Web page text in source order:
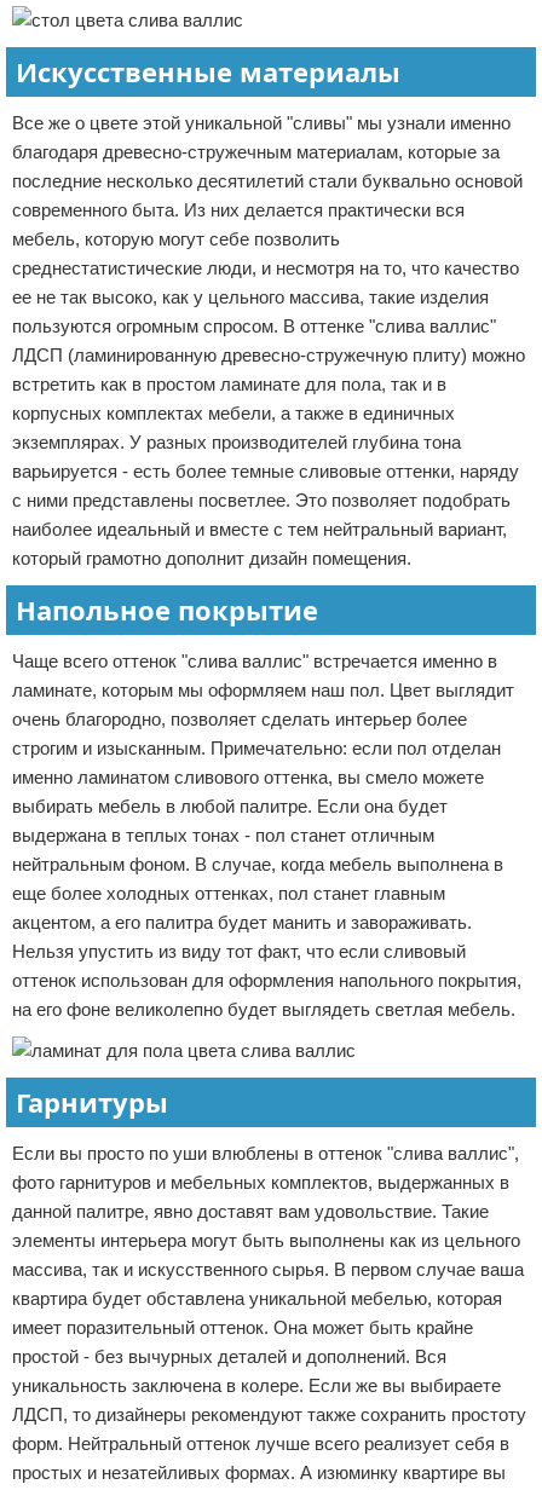
Искусственные материалы
Все же о цвете этой уникальной "сливы" мы узнали именно
благодаря древесно-стружечным материалам, которые за
последние несколько десятилетий стали буквально основой
современного быта. Из них делается практически вся
мебель, которую могут себе позволить
среднестатистические люди, и несмотря на то, что качество
ее не так высоко, как у цельного массива, такие изделия
пользуются огромным спросом. В оттенке "слива валлис"
ЛДСП (ламинированную древесно-стружечную плиту) можно
встретить как в простом ламинате для пола, так и в
корпусных комплектах мебели, а также в единичных
экземплярах. У разных производителей глубина тона
варьируется - есть более темные сливовые оттенки, наряду
с ними представлены посветлее. Это позволяет подобрать
наиболее идеальный и вместе с тем нейтральный вариант,
который грамотно дополнит дизайн помещения.
Напольное покрытие
Чаще всего оттенок "слива валлис" встречается именно в
ламинате, которым мы оформляем наш пол. Цвет выглядит
очень благородно, позволяет сделать интерьер более
строгим и изысканным. Примечательно: если пол отделан
именно ламинатом сливового оттенка, вы смело можете
выбирать мебель в любой палитре. Если она будет
выдержана в теплых тонах - пол станет отличным
нейтральным фоном. В случае, когда мебель выполнена в
еще более холодных оттенках, пол станет главным
акцентом, а его палитра будет манить и завораживать.
Нельзя упустить из виду тот факт, что если сливовый
оттенок использован для оформления напольного покрытия,
на его фоне великолепно будет выглядеть светлая мебель.
Гарнитуры
Если вы просто по уши влюблены в оттенок "слива валлис",
фото гарнитуров и мебельных комплектов, выдержанных в
данной палитре, явно доставят вам удовольствие. Такие
элементы интерьера могут быть выполнены как из цельного
массива, так и искусственного сырья. В первом случае ваша
квартира будет обставлена уникальной мебелью, которая
имеет поразительный оттенок. Она может быть крайне
простой - без вычурных деталей и дополнений. Вся
уникальность заключена в колере. Если же вы выбираете
ЛДСП, то дизайнеры рекомендуют также сохранить простоту
форм. Нейтральный оттенок лучше всего реализует себя в
простых и незатейливых формах. А изюминку квартире вы